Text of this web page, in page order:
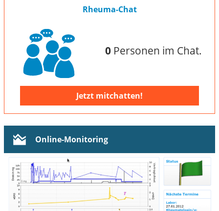
Rheuma-Chat
0Personen im Chat.
Jetzt mitchatten!
Online-Monitoring